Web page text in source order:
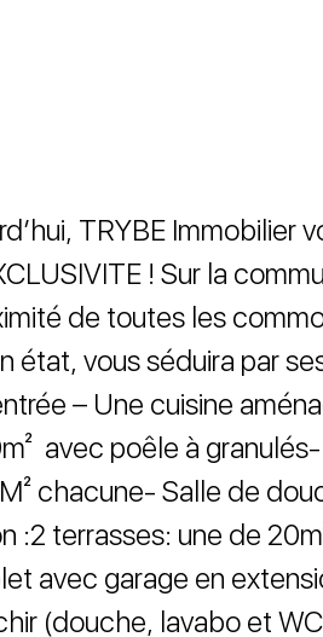
TRYBE Immobilier
! Sur la
de toutes les
état, vous séduira par
– Une cuisine
avec poêle à
chacune- Salle de
:2 terrasses: une de
avec garage en
(douche, lavabo et